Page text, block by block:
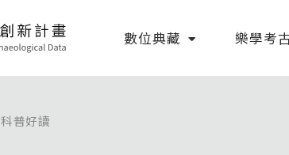
數位典藏 樂學考
科普好讀